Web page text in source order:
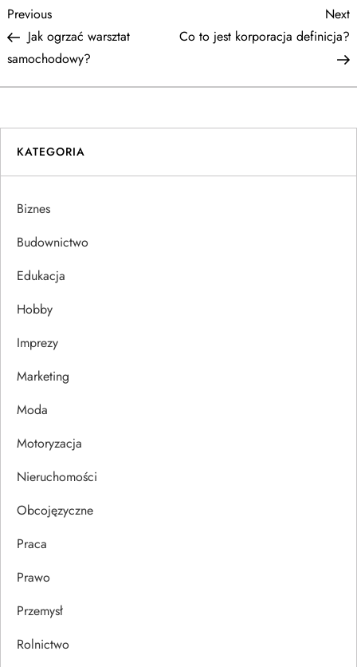
N
a
w
i
g
a
c
a
w
p
u
Previous
Post
Previous
Jak ogrzać warsztat
samochodowy?
Next
Co to jest korporacja definicja?
KATEGORIA
Biznes
Budownictwo
Edukacja
Hobby
Imprezy
Marketing
Moda
Motoryzacja
Nieruchomości
Obcojęzyczne
Praca
Prawo
Przemysł
Rolnictwo